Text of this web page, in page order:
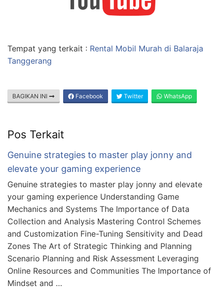
Tempat yang terkait : Rental Mobil Murah di Balaraja
Tanggerang
BAGIKAN INI Facebook Twitter WhatsApp
Pos Terkait
Genuine strategies to master play jonny and
elevate your gaming experience
Genuine strategies to master play jonny and elevate
your gaming experience Understanding Game
Mechanics and Systems The Importance of Data
Collection and Analysis Mastering Control Schemes
and Customization Fine-Tuning Sensitivity and Dead
Zones The Art of Strategic Thinking and Planning
Scenario Planning and Risk Assessment Leveraging
Online Resources and Communities The Importance of
Mindset and …